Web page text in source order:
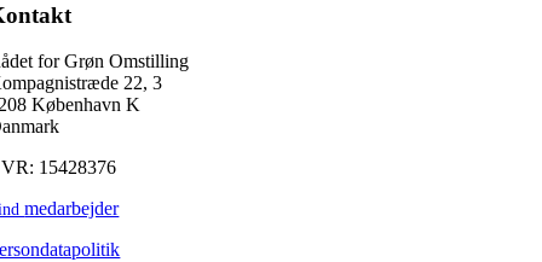
for Grøn Omstilling
22, 3
København K
15428376
medarbejder